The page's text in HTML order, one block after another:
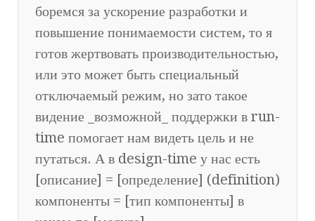
боремся за ускорение разработки и
повышение понимаемости систем, то я
готов жертвовать производительностью,
или это может быть специальный
отключаемый режим, но зато такое
видение _возможной_ поддержки в run-
time помогает нам видеть цель и не
путаться. А в design-time у нас есть
[описание] = [определение] (definition)
компоненты = [тип компоненты] в